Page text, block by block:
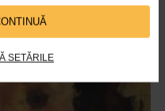
SETĂRILE